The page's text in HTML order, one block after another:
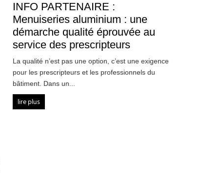
INFO PARTENAIRE :
Menuiseries aluminium : une
démarche qualité éprouvée au
service des prescripteurs
La qualité n’est pas une option, c’est une exigence
pour les prescripteurs et les professionnels du
bâtiment. Dans un...
lire plus